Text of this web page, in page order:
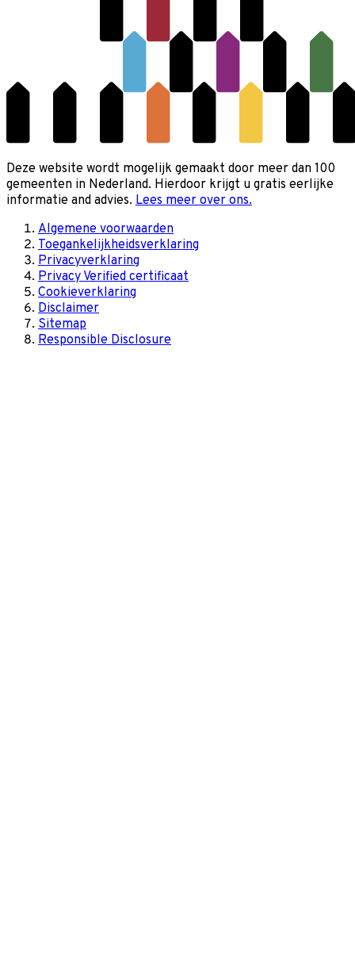
Deze website wordt mogelijk gemaakt door meer dan 100
gemeenten in Nederland. Hierdoor krijgt u gratis eerlijke
informatie and advies. Lees meer over ons.
Algemene voorwaarden
Toegankelijkheidsverklaring
Privacyverklaring
Privacy Verified certificaat
Cookieverklaring
Disclaimer
Sitemap
Responsible Disclosure